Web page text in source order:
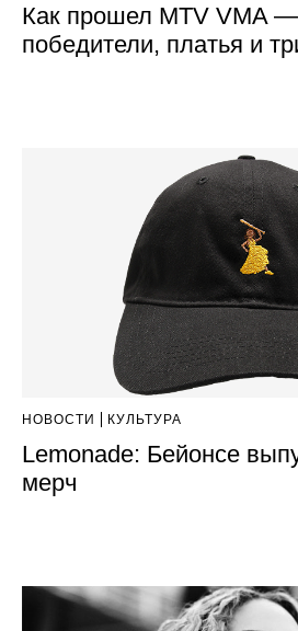
Как прошел MTV VMA
победители, платья и
НОВОСТИ КУЛЬТУРА
Lemonade: Бейонсе
мерч